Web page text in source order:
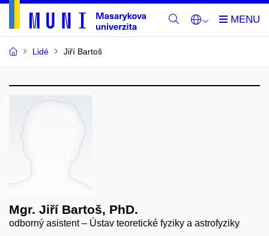
Lidé Jiří Bartoš
Mgr. Jiří Bartoš, PhD.
odborný asistent – Ústav teoretické fyziky a astrofyziky